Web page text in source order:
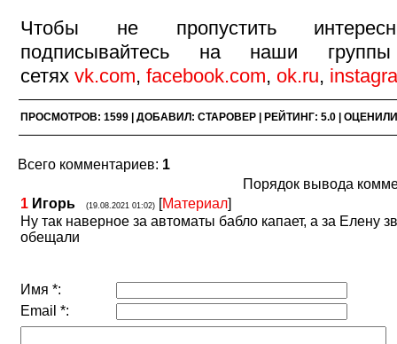
Чтобы не пропустить
подписывайтесь на наши
сетях vk.com, facebook.com, ok.ru,
ПРОСМОТРОВ: 1599 ДОБАВИЛ : СТАРОВЕР РЕЙТИНГ: 5.0 ОЦЕНИЛИ
Всего комментариев: 1
Порядок вывода
1 Игорь (19.08.2021 01:02) [Материал]
Ну так наверное за автоматы бабло капает, а за Елену
обещали
Имя *:
Email *: